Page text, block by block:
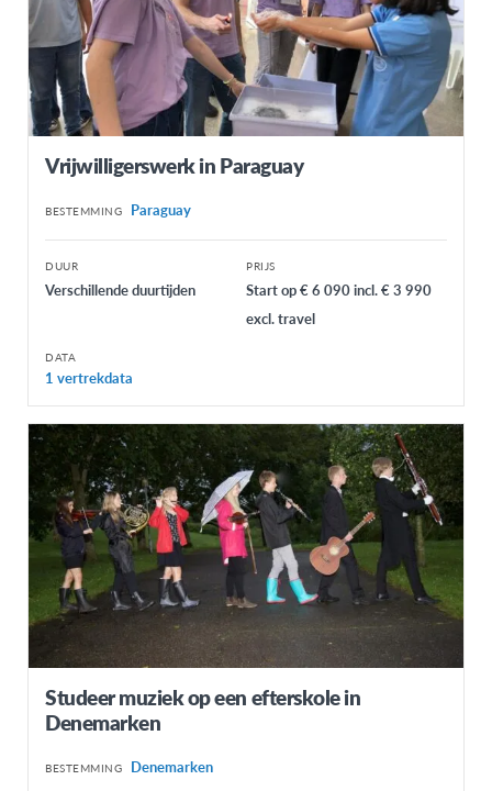
Vrijwilligerswerk in Paraguay
BESTEMMING Paraguay
DUUR
Verschillende duurtijden
PRIJS
Start op € 6 090 incl. € 3 990
excl. travel
DATA
1 vertrekdata
Studeer muziek op een efterskole in
Denemarken
BESTEMMING Denemarken